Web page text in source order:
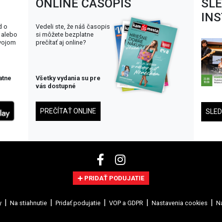
o
ONLINE ČASOPIS
Vedeli ste, že náš časopis
si môžete bezplatne
prečítať aj online?
Všetky vydania su pre
vás dostupné
PREČÍTAŤ ONLINE
PRIDAŤ PODUJATIE
Na stiahnutie Pridať podujatie VOP a GDPR Nastavenia cookies